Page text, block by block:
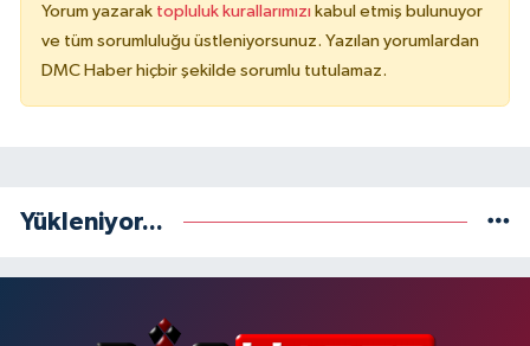
Yorum yazarak topluluk kurallarımızı kabul etmiş bulunuyor
ve tüm sorumluluğu üstleniyorsunuz. Yazılan yorumlardan
DMC Haber hiçbir şekilde sorumlu tutulamaz.
Yükleniyor...